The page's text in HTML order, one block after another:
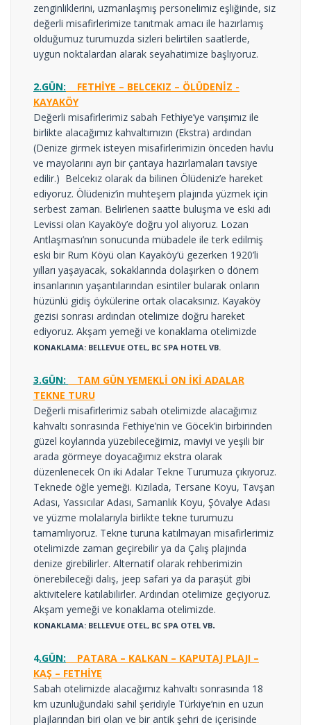
zenginliklerini, uzmanlaşmış personelimiz eşliğinde, siz
değerli misafirlerimize tanıtmak amacı ile hazırlamış
olduğumuz turumuzda sizleri belirtilen saatlerde,
uygun noktalardan alarak seyahatimize başlıyoruz.
2.GÜN: FETHİYE – BELCEKIZ – ÖLÜDENİZ -
KAYAKÖY
Değerli misafirlerimiz sabah Fethiye’ye varışımız ile
birlikte alacağımız kahvaltımızın (Ekstra) ardından
(Denize girmek isteyen misafirlerimizin önceden havlu
ve mayolarını ayrı bir çantaya hazırlamaları tavsiye
edilir.) Belcekız olarak da bilinen Ölüdeniz’e hareket
ediyoruz. Ölüdeniz’in muhteşem plajında yüzmek için
serbest zaman. Belirlenen saatte buluşma ve eski adı
Levissi olan Kayaköy’e doğru yol alıyoruz. Lozan
Antlaşması’nın sonucunda mübadele ile terk edilmiş
eski bir Rum Köyü olan Kayaköy’ü gezerken 1920’li
yılları yaşayacak, sokaklarında dolaşırken o dönem
insanlarının yaşantılarından esintiler bularak onların
hüzünlü gidiş öykülerine ortak olacaksınız. Kayaköy
gezisi sonrası ardından otelimize doğru hareket
ediyoruz. Akşam yemeği ve konaklama otelimizde
KONAKLAMA: BELLEVUE OTEL, BC SPA HOTEL VB.
3.GÜN:
TAM GÜN YEMEKLİ ON İKİ ADALAR
TEKNE TURU
Değerli misafirlerimiz sabah otelimizde alacağımız
kahvaltı sonrasında Fethiye’nin ve Göcek’in birbirinden
güzel koylarında yüzebileceğimiz, maviyi ve yeşili bir
arada görmeye doyacağımız ekstra olarak
düzenlenecek On iki Adalar Tekne Turumuza çıkıyoruz.
Teknede öğle yemeği. Kızılada, Tersane Koyu, Tavşan
Adası, Yassıcılar Adası, Samanlık Koyu, Şövalye Adası
ve yüzme molalarıyla birlikte tekne turumuzu
tamamlıyoruz. Tekne turuna katılmayan misafirlerimiz
otelimizde zaman geçirebilir ya da Çalış plajında
denize girebilirler. Alternatif olarak rehberimizin
önerebileceği dalış, jeep safari ya da paraşüt gibi
aktivitelere katılabilirler. Ardından otelimize geçiyoruz.
Akşam yemeği ve konaklama otelimizde.
KONAKLAMA: BELLEVUE OTEL, BC SPA OTEL VB.
4.GÜN: PATARA – KALKAN – KAPUTAJ PLAJI –
KAŞ – FETHİYE
Sabah otelimizde alacağımız kahvaltı sonrasında 18
km uzunluğundaki sahil şeridiyle Türkiye’nin en uzun
plajlarından biri olan ve bir antik şehri de içerisinde